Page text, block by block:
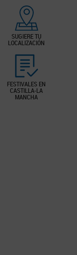
SUGIERE TU
LOCALIZACIÓN
FESTIVALES EN
CASTILLA-LA
MANCHA